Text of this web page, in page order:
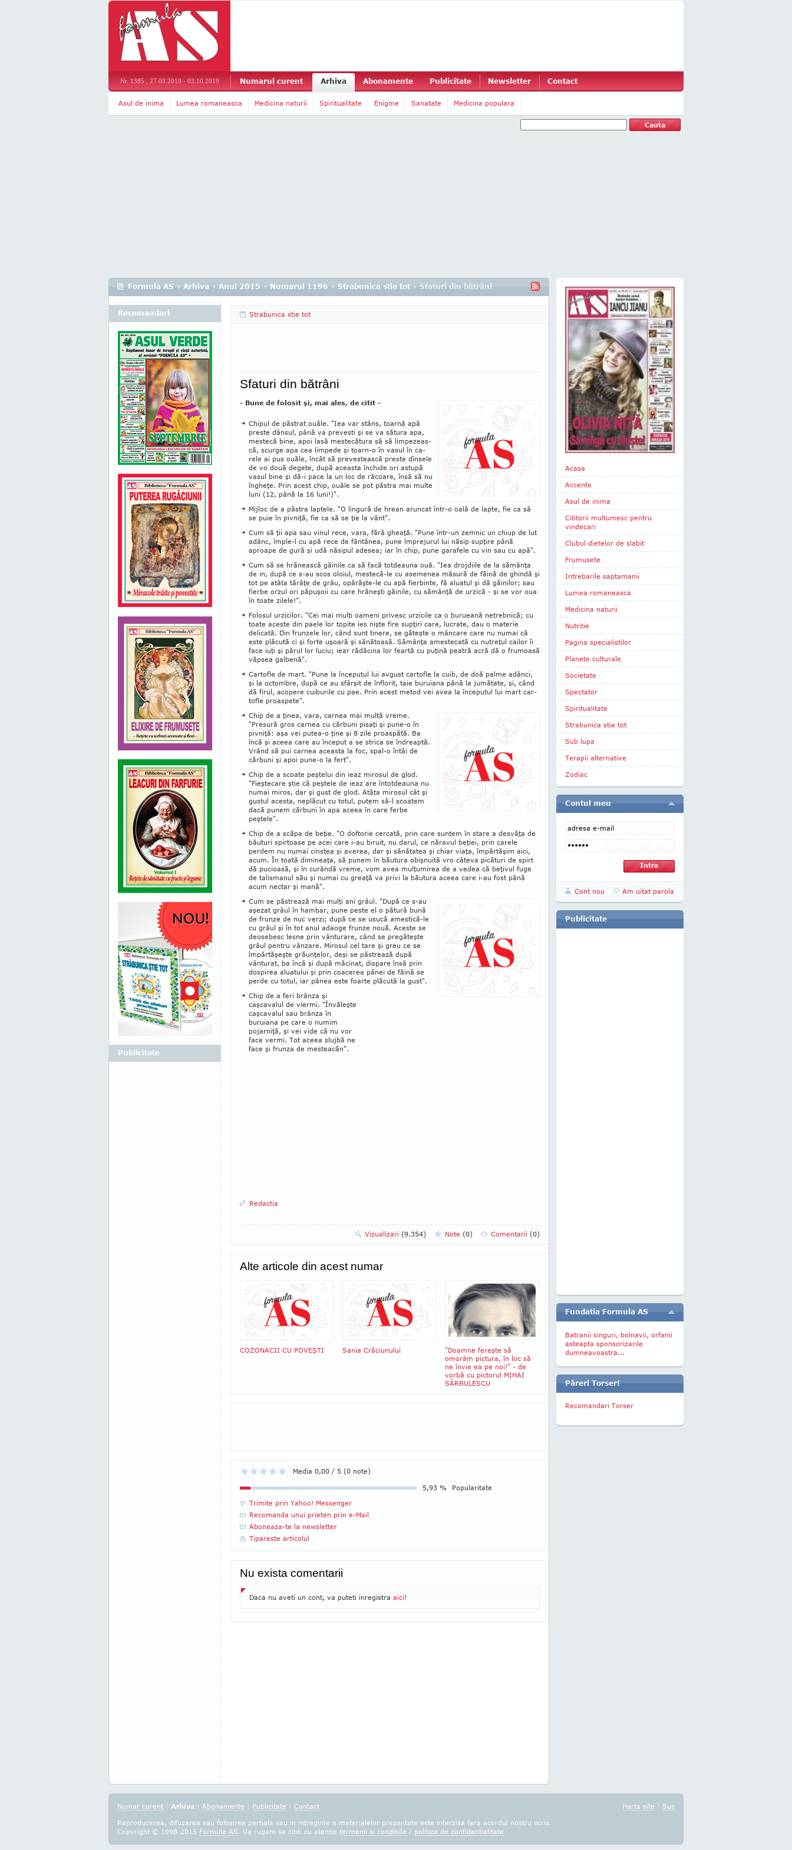
Nr. 1385 , 27.09.2019 - 03.10.2019 Numarul curent Arhiva Abonamente Publicitate Newsletter Contact
Asul de inima Lumea romaneasca Medicina naturii Spiritualitate Enigme Sanatate Medicina populara
Formula AS › Arhiva › Anul 2015 › Numarul 1196 › Strabunica stie tot › Sfaturi din bătrâni
Strabunica stie tot
Sfaturi din bătrâni
- Bune de folosit şi, mai ales, de citit -
Chipul de păstrat ouăle. "Iea var stâns, toarnă apă
preste dânsul, până va prevesti şi se va sătura apa,
mestecă bine, apoi lasă meste­cătura să să limpe­zeas­
că, scurge apa cea limpede şi toarn-o în vasul în ca­
rele ai pus ouăle, încât să prevestească pres­te dînsele
de vo do­uă degete, după aceasta în­chide ori astupă
va­sul bine şi dă-i pace la un loc de ră­coa­re, însă să nu
îngheţe. Prin acest chip, ouăle se pot păs­tra mai multe
luni (12, până la 16 luni!)".
Mijloc de a păstra laptele. "O lingură de hrean aruncat în­tr-o oală de lapte, fie ca să
se pu­ie în pivniţă, fie ca să se ţie la vânt".
Cum să ţii apa sau vinul rece, vara, fără ghea­ţă. "Pune într-un zemnic un chiup de lut
adânc, îm­ple-l cu apă rece de fântânea, pune împrejurul lui nă­sip supţire până
aproape de gură şi udă năsipul ade­sea; iar în chip, pune garafele cu vin sau cu apă".
Cum să se hrănească găinile ca să facă tot­deauna ouă. "Iea drojdiile de la sămânţa
de in, după ce s-au scos oloiul, mestecă-le cu ase­menea măsură de făină de ghin­dă şi
tot pe atâta tărâţe de grâu, opărăşte-le cu apă fier­bin­te, fă aluatul şi dă găi­nilor; sau
fierbe orzul ori pă­pu­şoii cu care hrăneşti găinile, cu sămânţă de urzică - şi se vor oua
în toate zilele!".
Folosul urzicilor. "Cei mai mulţi oameni privesc ur­zi­cile ca o burueană netrebnică; cu
toate aceste din paele lor topite ies nişte fire supţiri care, lucrate, dau o materie
delicată. Din frunzele lor, când sunt tinere, se găteşte o mâncare care nu numai că
este plăcută ci şi forte uşoară şi sănătoasă. Sămânţa amestecată cu nutreţul cailor îi
face iuţi şi părul lor luciu; iear ră­dăcina lor feartă cu puţină peatră acră dă o frumoasă
văpsea galbenă".
Cartofle de mart. "Pune la începutul lui avgust cartofle la cuib, de doă palme adânci,
şi la octombre, după ce au sfârşit de înflorit, taie buruiana până la ju­mătate, şi, când
dă firul, acopere cuiburile cu pae. Prin acest metod vei avea la în­ceputul lui mart car­
tofle proaspete".
Chip de a ţinea, vara, carnea mai multă vreme.
"Presură gros carnea cu căr­buni pisaţi şi pune-o în
piv­niţă: aşa vei putea-o ţine şi 8 zile proaspătă. Ba
încă şi a­ceea care au început a se strica se îndreaptă.
Vrând să pui car­nea aceasta la foc, spal-o întâi de
cărbuni şi apoi pu­ne-o la fert".
Chip de a scoate peş­telui din ieaz mirosul de glod.
"Fieştecare ştie că peştele de ieaz are întot­deauna nu
numai miros, dar şi gust de glod. Atâta mirosul cât şi
gustul acesta, neplăcut cu totul, putem să-l scoatem
dacă punem cărbuni în apa aceea în care ferbe
peştele".
Chip de a scăpa de beţie. "O doftorie cercată, prin care suntem în stare a desvăţa de
băuturi spirtoase pe acei care i-au biruit, nu darul, ce năravul beţiei, prin carele
perdem nu numai cinstea şi averea, dar şi sănătatea şi chiar viaţa, împărtăşim aici,
acum. În toată dimineaţa, să pu­nem în băutura obişnuită vro câteva picături de spirt
dă pucioasă, şi în cu­rândă vreme, vom avea mulţu­mirea de a vedea că be­ţivul fuge
de talis­ma­nul său şi numai cu greaţă va privi la băutura aceea ca­re i-au fost până
acum nectar şi mană".
Cum se păstrează mai mulţi ani grâul. "Du­pă ce s-au
aşezat grâ­ul în hambar, pune pes­te el o pătură bună
de frunze de nuc verzi; după ce se usucă ames­tică-le
cu grâul şi în tot anul adaoge frun­ze nouă. Aces­te se
deosebesc lesne prin vân­tu­rare, când se pre­găteşte
grâul pentru vânzare. Mirosul cel tare şi greu ce se
împărtăşeşte grăunţelor, deşi se păstrează după
vânturat, ba încă şi după măcinat, dispare însă prin
dospirea aluatului şi prin coacerea pânei de făină se
perde cu totul, iar pânea este foarte plăcută la gust".
Chip de a feri brânza şi
caşcavalul de viermi. "Învăleşte
caşcavalul sau brânza în
buruiana pe care o numim
pojarniţă, şi vei vide că nu vor
face vermi. Tot aceea slujbă ne
face şi frunza de mesteacăn".
Redactia
Vizualizari (9.354) Note (0) Comentarii (0)
Alte articole din acest numar
COZONACII CU POVEŞTI Sania Crăciunului
"Doamne fereşte să
omorâm pictura, în loc să
ne învie ea pe noi!" - de
vorbă cu pictorul MIHAI
SÂRBULESCU
Media 0,00 / 5 (0 note)
Popularitate
5,93 %
Trimite prin Yahoo! Messenger
Recomanda unui prieten prin e-Mail
Aboneaza-te la newsletter
Tipareste articolul
Nu exista comentarii
Daca nu aveti un cont, va puteti inregistra aici!
Recomandari
Publicitate
Acasa
Accente
Asul de inima
Cititorii multumesc pentru
vindecari
Clubul dietelor de slabit
Frumusete
Intrebarile saptamanii
Lumea romaneasca
Medicina naturii
Nutritie
Pagina specialistilor
Planete culturale
Societate
Spectator
Spiritualitate
Strabunica stie tot
Sub lupa
Terapii alternative
Zodiac
Contul meu
Cont nou Am uitat parola
Publicitate
Fundatia Formula AS
Batranii singuri, bolnavii, orfanii
asteapta sponsorizarile
dumneavoastra...
Păreri Torser!
Recomandari Torser
Harta site | Sus
Numar curent | Arhiva | Abonamente | Publicitate | Contact
Reproducerea, difuzarea sau folosirea partiala sau in intregime a materialelor prezentate este interzisa fara acordul nostru scris.
Copyright © 1998-2015 Formula AS. Va rugam sa cititi cu atentie termenii si conditiile / politica de confidentialitate